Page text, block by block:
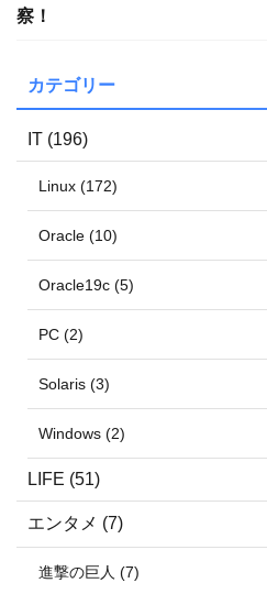
察！
カテゴリー
IT (196)
Linux (172)
Oracle (10)
Oracle19c (5)
PC (2)
Solaris (3)
Windows (2)
LIFE (51)
エンタメ (7)
進撃の巨人 (7)